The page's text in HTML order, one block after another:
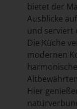
bietet der
Ausblicke
und serviert
Die Küche
modernen
Hier